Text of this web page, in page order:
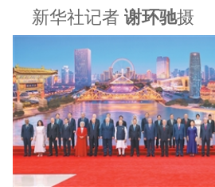
新华社记者 谢环驰摄